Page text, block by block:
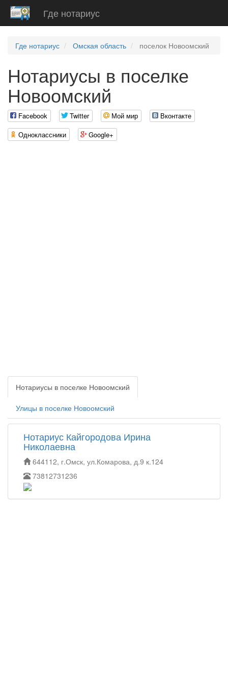
Где нотариус
Где нотариус Омская область поселок Новоомский
Нотариусы в поселке
Новоомский
Facebook Twitter Мой мир
Вконтакте
Одноклассники
Google+
Нотариусы в поселке Новоомский
Улицы в поселке Новоомский
Нотариус Кайгородова Ирина
Николаевна
644112, г.Омск, ул.Комарова, д.9 к.124
73812731236